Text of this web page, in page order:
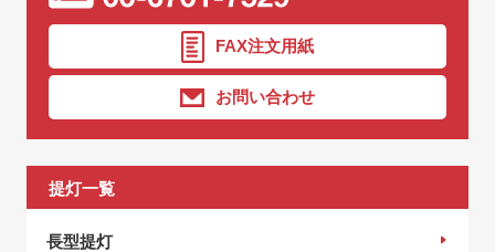
FAX注文用紙
お問い合わせ
提灯一覧
長型提灯